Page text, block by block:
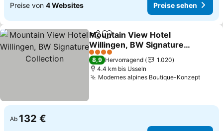
Preise von 4 Websites Preise sehen
TeilenZu Favoriten hinzufügen
Mountain View Hotel
Willingen, BW Signature
Collection
Preise sehen
4 Sterne
8,9 Hervorragend
1.020
4.4 km bis Usseln
Modernes alpines Boutique-Konzept
Ab 132 €